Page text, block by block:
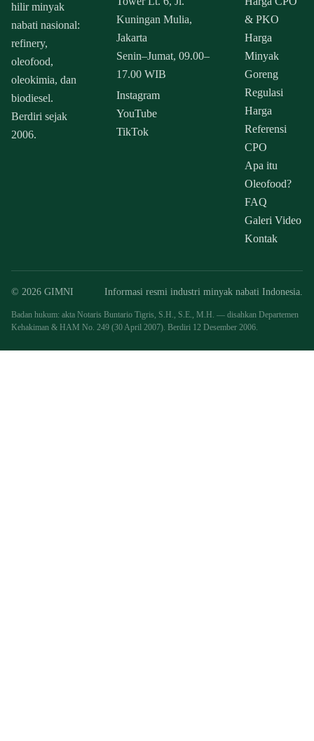
hilir minyak
nabati nasional:
refinery,
oleofood,
oleokimia, dan
biodiesel.
Berdiri sejak
2006.
Kuningan Mulia,
Jakarta
Senin–Jumat, 09.00–
17.00 WIB
Instagram
YouTube
TikTok
& PKO
Harga
Minyak
Goreng
Regulasi
Harga
Referensi
CPO
Apa itu
Oleofood?
FAQ
Galeri Video
Kontak
© 2026 GIMNI Informasi resmi industri minyak nabati Indonesia.
Badan hukum: akta Notaris Buntario Tigris, S.H., S.E., M.H. — disahkan Departemen
Kehakiman & HAM No. 249 (30 April 2007). Berdiri 12 Desember 2006.